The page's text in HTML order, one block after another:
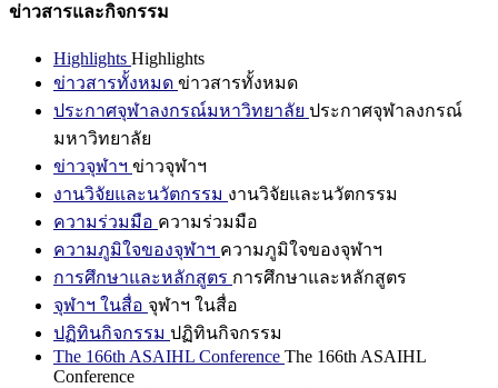
ข่าวสารและกิจกรรม
Highlights Highlights
ข่าวสารทั้งหมด ข่าวสารทั้งหมด
ประกาศจุฬาลงกรณ์มหาวิทยาลัย ประกาศจุฬาลงกรณ์
มหาวิทยาลัย
ข่าวจุฬาฯ ข่าวจุฬาฯ
งานวิจัยและนวัตกรรม งานวิจัยและนวัตกรรม
ความร่วมมือ ความร่วมมือ
ความภูมิใจของจุฬาฯ ความภูมิใจของจุฬาฯ
การศึกษาและหลักสูตร การศึกษาและหลักสูตร
จุฬาฯ ในสื่อ จุฬาฯ ในสื่อ
ปฏิทินกิจกรรม ปฏิทินกิจกรรม
The 166th ASAIHL Conference The 166th ASAIHL
Conference